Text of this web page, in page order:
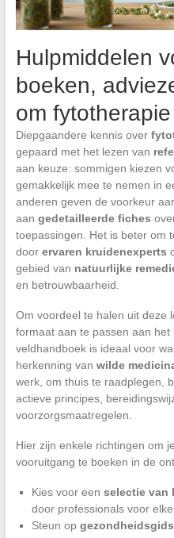
Hulpmiddelen
boeken,
om
Diepgaandere kennis over
gepaard met het lezen van
aan keuze: sommigen kiezen
gemakkelijk mee te nemen in
anderen geven de voorkeur
aan gedetailleerde fiches
toepassingen. Het is beter om
door ervaren kruidenexperts
gebied van natuurlijke
en betrouwbaarheid.
Om voordeel te halen uit deze
formaat aan te passen aan
veldhandboek is ideaal voor
herkenning van wilde
werk, om thuis te raadplegen,
actieve principes,
voorzorgsmaatregelen.
Hier zijn enkele richtingen om
vooruitgang te boeken in de
Kies voor een selectie van
door professionals voor elke
Steun op